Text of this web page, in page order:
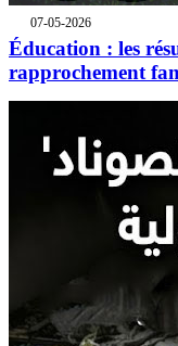
07-05-2026
Éducation : les
rapprochement